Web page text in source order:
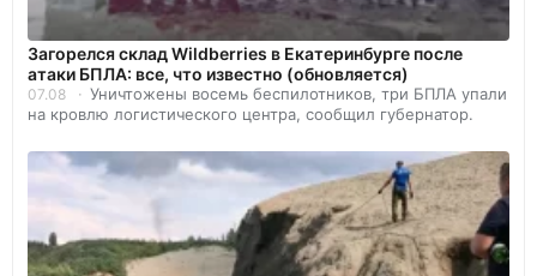
Загорелся склад Wildberries в Екатеринбурге после
атаки БПЛА: все, что известно (обновляется)
07.08
Уничтожены восемь беспилотников, три БПЛА упали
на кровлю логистического центра, сообщил губернатор.